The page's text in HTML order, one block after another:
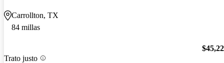
Carrollton, TX
84 millas
Trato justo